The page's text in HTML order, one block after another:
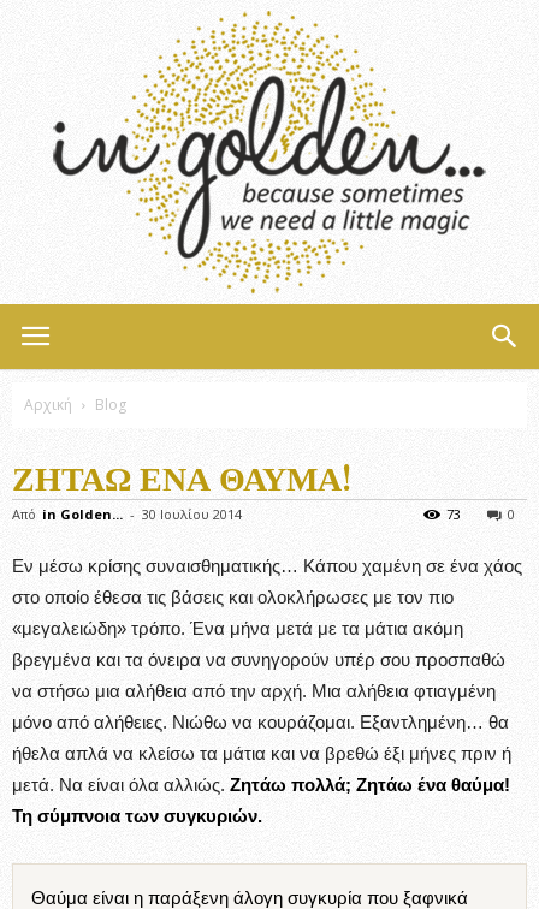
Αρχική Blog
ΖΗΤΆΩ ΈΝΑ ΘΑΎΜΑ!
Από in Golden... - 30 Ιουλίου 2014 0
73
Εν μέσω κρίσης συναισθηματικής… Κάπου χαμένη σε ένα χάος
στο οποίο έθεσα τις βάσεις και ολοκλήρωσες με τον πιο
«μεγαλειώδη» τρόπο. Ένα μήνα μετά με τα μάτια ακόμη
βρεγμένα και τα όνειρα να συνηγορούν υπέρ σου προσπαθώ
να στήσω μια αλήθεια από την αρχή. Μια αλήθεια φτιαγμένη
μόνο από αλήθειες. Νιώθω να κουράζομαι. Εξαντλημένη… θα
ήθελα απλά να κλείσω τα μάτια και να βρεθώ έξι μήνες πριν ή
μετά. Να είναι όλα αλλιώς. Ζητάω πολλά; Ζητάω ένα θαύμα!
Τη σύμπνοια των συγκυριών.
Θαύμα είναι η παράξενη άλογη συγκυρία που ξαφνικά